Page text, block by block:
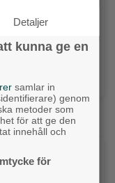
Sverige
m. Elbrus,
6 961 m. Denali,
Detaljer
kunna ge en
samlar in
genom
metoder som
för att ge den
innehåll och
för